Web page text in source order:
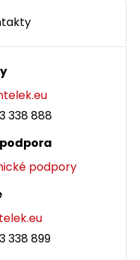
338 888
podpory
338 899